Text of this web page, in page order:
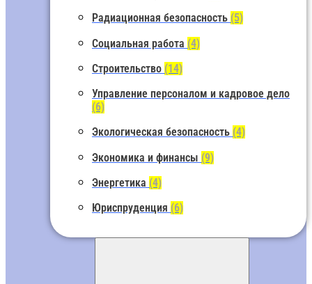
Радиационная безопасность (5)
Социальная работа (4)
Строительство (14)
Управление персоналом и кадровое дело
(6)
Экологическая безопасность (4)
Экономика и финансы (9)
Энергетика (4)
Юриспруденция (6)